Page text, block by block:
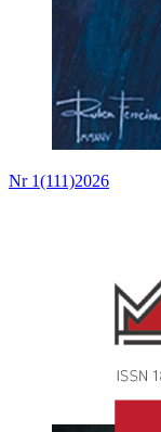
Nr 1(111)2026